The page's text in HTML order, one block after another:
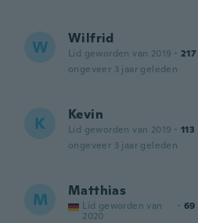
W Wilfrid
Lid geworden van 2019 · 217
ongeveer 3 jaar geleden
K Kevin
Lid geworden van 2019 · 113
ongeveer 3 jaar geleden
M Matthias
Lid geworden van
2020
· 69